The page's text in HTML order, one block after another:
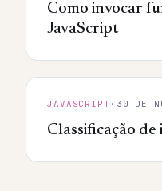
Como invocar
JavaScript
JAVASCRIPT · 30 DE
Classificação de